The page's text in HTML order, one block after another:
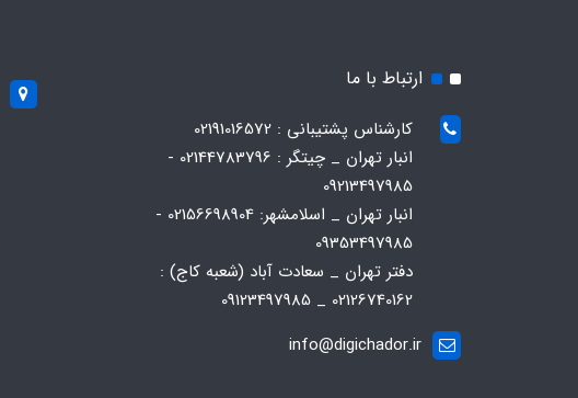
ارتباط با ما
کارشناس پشتیبانی : 02191016572
انبار تهران _ چیتگر : 02144783796 -
09213497985
انبار تهران _ اسلامشهر: 02156698904 -
09353497985
دفتر تهران _ سعادت آباد (شعبه کاج) :
02126740162 _ 09123497985
info@digichador.ir